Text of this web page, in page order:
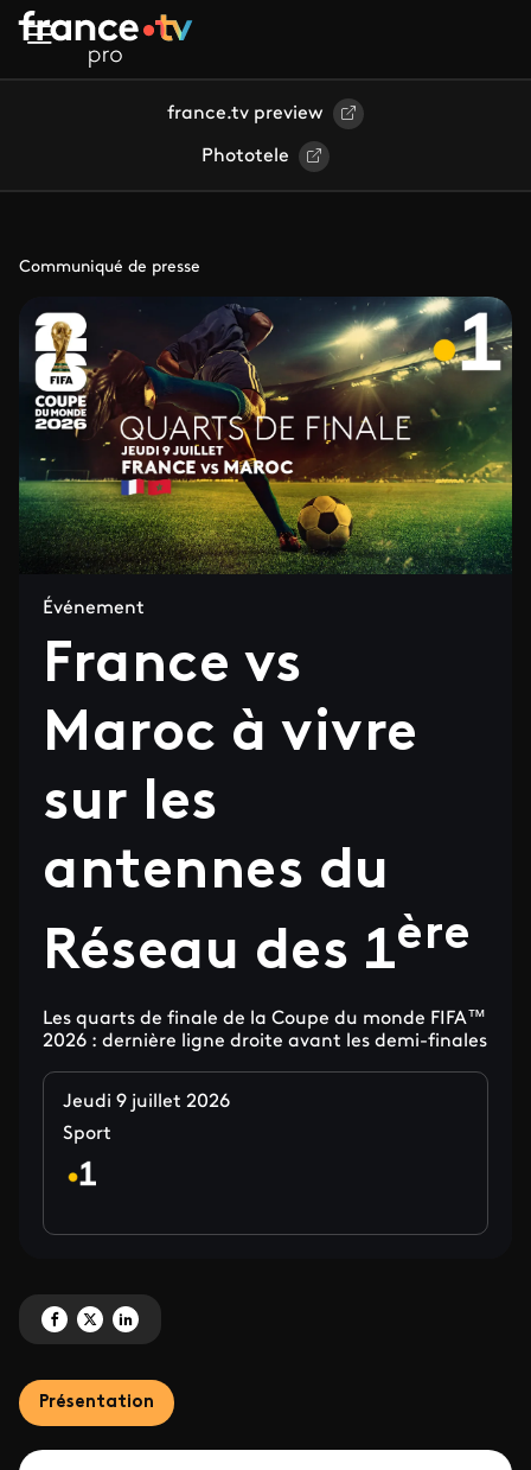
Aller au contenu principal
france.tv preview
Phototele
Communiqué de presse
Événement
France vs
Maroc à vivre
sur les
antennes du
Réseau des 1ère
Les quarts de finale de la Coupe du monde FIFA™
2026 : dernière ligne droite avant les demi-finales
Jeudi 9 juillet 2026
Sport
Partagez 'France vs Maroc à vivre sur les antennes du Réseau des
Partagez 'France vs Maroc à vivre sur les antennes du Réseau des
Partagez 'France vs Maroc à vivre sur les antennes du Réseau
Présentation